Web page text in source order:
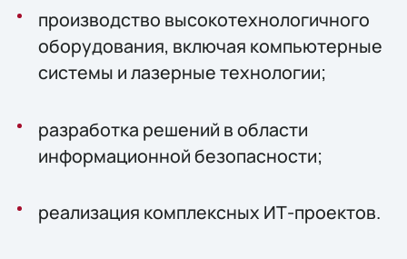
производство высокотехнологичного
оборудования, включая компьютерные
системы и лазерные технологии;
разработка решений в области
информационной безопасности;
реализация комплексных ИТ-проектов.